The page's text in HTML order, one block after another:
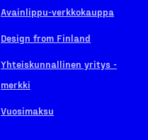
Avainlippu-verkkokauppa
Design from Finland
Yhteiskunnallinen yritys -
merkki
Vuosimaksu